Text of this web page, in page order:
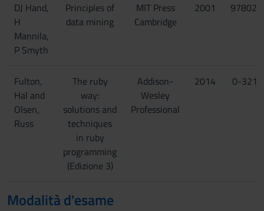
DJ Hand,
H
Mannila,
P Smyth
Principles of
data mining
MIT Press
Cambridge
2001
Fulton,
Hal and
Olsen,
Russ
The ruby
way:
solutions and
techniques
in ruby
programming
(Edizione 3)
Addison-
Wesley
Professional
2014 0-
Modalità d'esame